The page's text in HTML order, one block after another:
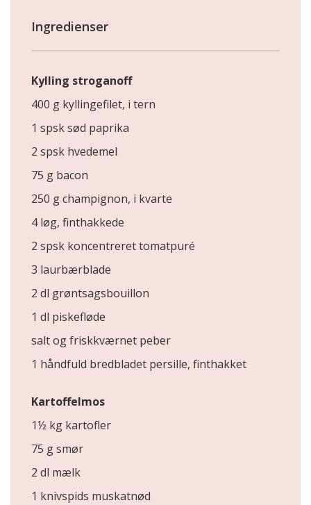
Ingredienser
Kylling stroganoff
400 g kyllingefilet, i tern
1 spsk sød paprika
2 spsk hvedemel
75 g bacon
250 g champignon, i kvarte
4 løg, finthakkede
2 spsk koncentreret tomatpuré
3 laurbærblade
2 dl grøntsagsbouillon
1 dl piskefløde
salt og friskkværnet peber
1 håndfuld bredbladet persille, finthakket
Kartoffelmos
1½ kg kartofler
75 g smør
2 dl mælk
1 knivspids muskatnød